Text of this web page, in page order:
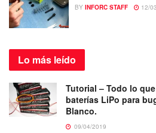
BY INFORC STAFF 12/
Lo más leído
Tutorial – Todo lo
baterías LiPo para
Blanco.
09/04/2019